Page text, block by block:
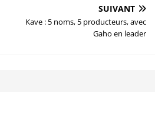
SUIVANT
Kave : 5 noms, 5 producteurs, avec
Gaho en leader